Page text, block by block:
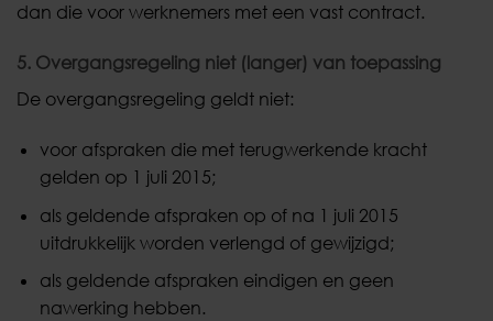
dan die voor werknemers met een vast contract.
5. Overgangsregeling niet (langer) van toepassing
De overgangsregeling geldt niet:
voor afspraken die met terugwerkende kracht
gelden op 1 juli 2015;
als geldende afspraken op of na 1 juli 2015
uitdrukkelijk worden verlengd of gewijzigd;
als geldende afspraken eindigen en geen
nawerking hebben.